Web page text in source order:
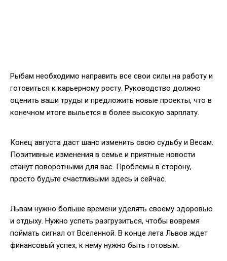
Рыбам необходимо направить все свои силы на работу и
готовиться к карьерному росту. Руководство должно
оценить ваши труды и предложить новые проекты, что в
конечном итоге выльется в более высокую зарплату.
Конец августа даст шанс изменить свою судьбу и Весам.
Позитивные изменения в семье и приятные новости
станут поворотными для вас. Проблемы в сторону,
просто будьте счастливыми здесь и сейчас.
Львам нужно больше времени уделять своему здоровью
и отдыху. Нужно успеть разгрузиться, чтобы вовремя
поймать сигнал от Вселенной. В конце лета Львов ждет
финансовый успех, к нему нужно быть готовым.